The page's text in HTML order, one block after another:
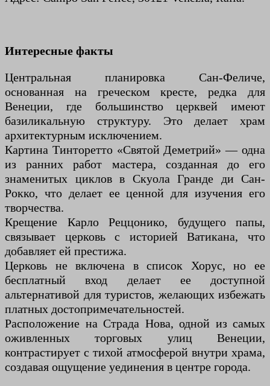
Интересные факты
Центральная планировка Сан-Феличе,
основанная на греческом кресте, редка для
Венеции, где большинство церквей имеют
базиликальную структуру. Это делает храм
архитектурным исключением.
Картина Тинторетто «Святой Деметрий» — одна
из ранних работ мастера, созданная до его
знаменитых циклов в Скуола Гранде ди Сан-
Рокко, что делает ее ценной для изучения его
творчества.
Крещение Карло Реццонико, будущего папы,
связывает церковь с историей Ватикана, что
добавляет ей престижа.
Церковь не включена в список Хорус, но ее
бесплатный вход делает ее доступной
альтернативой для туристов, желающих избежать
платных достопримечательностей.
Расположение на Страда Нова, одной из самых
оживленных торговых улиц Венеции,
контрастирует с тихой атмосферой внутри храма,
создавая ощущение уединения в центре города.